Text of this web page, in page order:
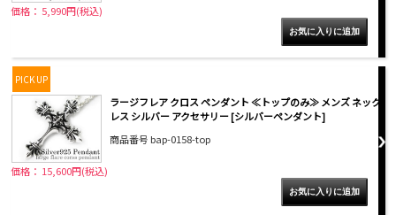
価格： 5,990円(税込)
PICK UP
ラージフレア クロス ペンダント ≪トップのみ≫ メンズ ネック
レス シルバー アクセサリー [シルバーペンダント]
商品番号 bap-0158-top
価格： 15,600円(税込)